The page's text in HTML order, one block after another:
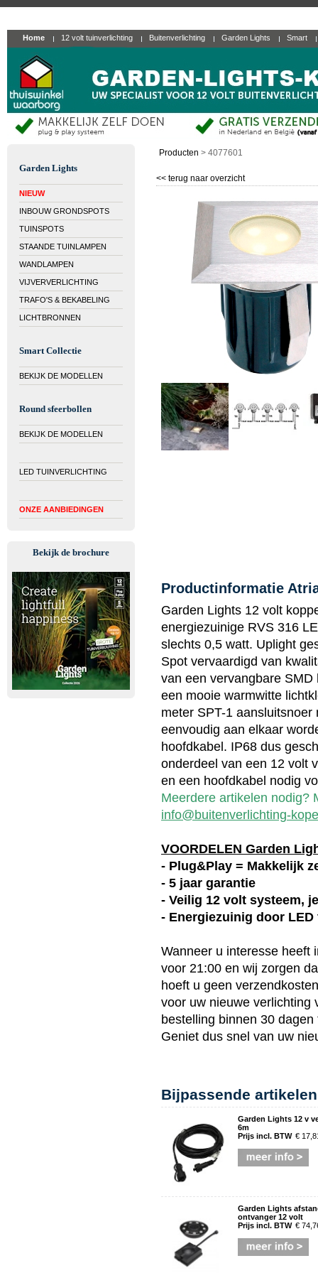
Home 12 volt tuinverlichting Buitenverlichting Garden Lights Smart
Garden Lights
NIEUW
INBOUW GRONDSPOTS
TUINSPOTS
STAANDE TUINLAMPEN
WANDLAMPEN
VIJVERVERLICHTING
TRAFO'S & BEKABELING
LICHTBRONNEN
Smart Collectie
BEKIJK DE MODELLEN
Round sfeerbollen
BEKIJK DE MODELLEN
LED TUINVERLICHTING
ONZE AANBIEDINGEN
Bekijk de brochure
Producten > 4077601
<< terug naar overzicht
Productinformatie
Garden Lights 12 volt
energiezuinige RVS 316
slechts 0,5 watt. Uplight
Spot vervaardigd van
van een vervangbare
een mooie warmwitte
meter SPT-1
eenvoudig aan elkaar
hoofdkabel. IP68 dus
onderdeel van een 12 volt
en een hoofdkabel nodig
Meerdere artikelen nodig?
info@buitenverlichting-
VOORDELEN Garden
- Plug&Play = Makkelijk
- 5 jaar garantie
- Veilig 12 volt systeem,
- Energiezuinig door
Wanneer u interesse heeft
voor 21:00 en wij zorgen
hoeft u geen
voor uw nieuwe verlichting
bestelling binnen 30
Geniet dus snel van uw
Bijpassende artikelen
Garden Lights 12 v
6m
Prijs incl. BTW €
Garden Lights
ontvanger 12 volt
Prijs incl. BTW €